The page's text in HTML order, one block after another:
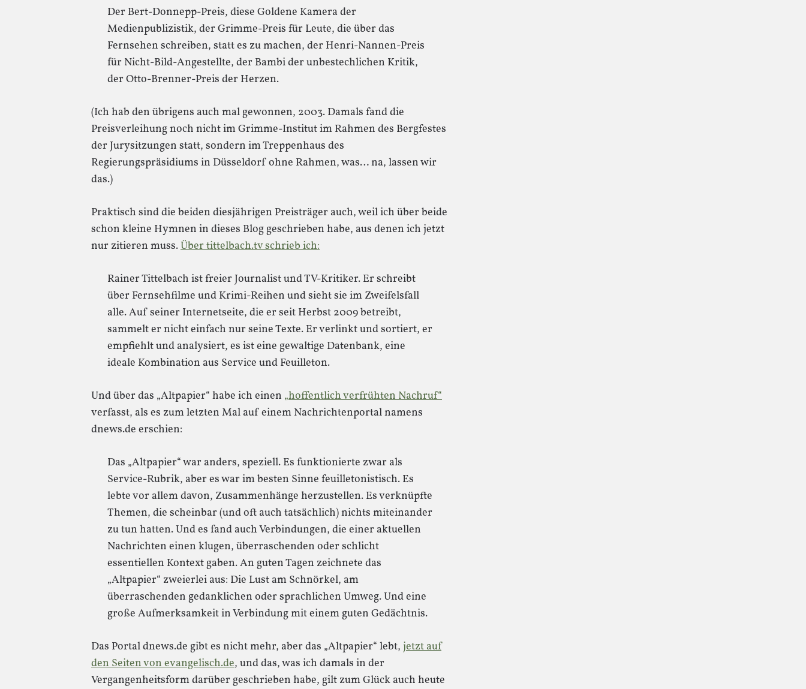
Der Bert-Donnepp-Preis, diese Goldene Kamera der
Medienpublizistik, der Grimme-Preis für Leute, die über das
Fernsehen schreiben, statt es zu machen, der Henri-Nannen-Preis
für Nicht-Bild-Angestellte, der Bambi der unbestechlichen Kritik,
der Otto-Brenner-Preis der Herzen.
(Ich hab den übrigens auch mal gewonnen, 2003. Damals fand die
Preisverleihung noch nicht im Grimme-Institut im Rahmen des Bergfestes
der Jurysitzungen statt, sondern im Treppenhaus des
Regierungspräsidiums in Düsseldorf ohne Rahmen, was… na, lassen wir
das.)
Praktisch sind die beiden diesjährigen Preisträger auch, weil ich über beide
schon kleine Hymnen in dieses Blog geschrieben habe, aus denen ich jetzt
nur zitieren muss.Über tittelbach.tv schrieb ich:
Rainer Tittelbach ist freier Journalist und TV-Kritiker. Er schreibt
über Fernsehfilme und Krimi-Reihen und sieht sie im Zweifelsfall
alle. Auf seiner Internetseite, die er seit Herbst 2009 betreibt,
sammelt er nicht einfach nur seine Texte. Er verlinkt und sortiert, er
empfiehlt und analysiert, es ist eine gewaltige Datenbank, eine
ideale Kombination aus Service und Feuilleton.
Und über das „Altpapier“ habe ich einen „hoffentlich verfrühten Nachruf“
verfasst, als es zum letzten Mal auf einem Nachrichtenportal namens
dnews.de erschien:
Das „Altpapier“ war anders, speziell. Es funktionierte zwar als
Service-Rubrik, aber es war im besten Sinne feuilletonistisch. Es
lebte vor allem davon, Zusammenhänge herzustellen. Es verknüpfte
Themen, die scheinbar (und oft auch tatsächlich) nichts miteinander
zu tun hatten. Und es fand auch Verbindungen, die einer aktuellen
Nachrichten einen klugen, überraschenden oder schlicht
essentiellen Kontext gaben. An guten Tagen zeichnete das
„Altpapier“ zweierlei aus: Die Lust am Schnörkel, am
überraschenden gedanklichen oder sprachlichen Umweg. Und eine
große Aufmerksamkeit in Verbindung mit einem guten Gedächtnis.
Das Portal dnews.de gibt es nicht mehr, aber das „Altpapier“ lebt, jetzt auf
den Seiten von evangelisch.de, und das, was ich damals in der
Vergangenheitsform darüber geschrieben habe, gilt zum Glück auch heute